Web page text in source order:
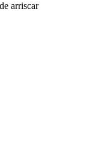
arriscar